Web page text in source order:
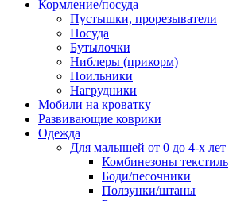
Кормление/посуда
Пустышки, прорезыватели
Посуда
Бутылочки
Ниблеры (прикорм)
Поильники
Нагрудники
Мобили на кроватку
Развивающие коврики
Одежда
Для малышей от 0 до 4-х лет
Комбинезоны текстиль
Боди/песочники
Ползунки/штаны